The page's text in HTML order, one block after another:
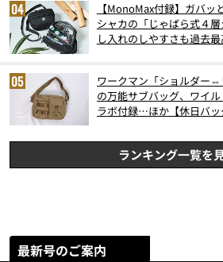
【MonoMax付録】ガバッ
シャカの「じゃばら式４
し入れのしやすさも過去
ワークマン「ショルダー
の万能サブバッグ、ワイ
ラボ付録…ほか【休日バ
ランキング一覧を
最新号のご案内